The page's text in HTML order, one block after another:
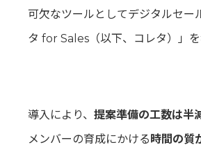
可欠なツールとしてデジタルセー
タ for Sales（以下、コレタ）」を
導入により、 提案準備の工数は半
メンバーの育成にかける時間の質